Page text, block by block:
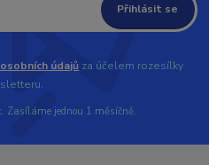
Přihlásit se
údajů za účelem rozesílky
Zasíláme jednou 1 měsíčně.